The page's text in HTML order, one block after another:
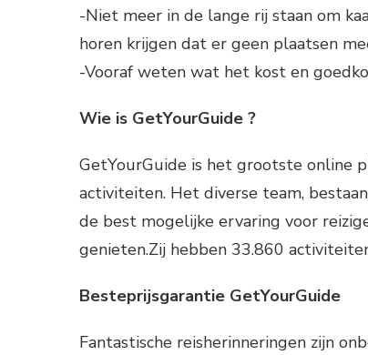
-Niet meer in de lange rij staan om
horen krijgen dat er geen plaatsen
-Vooraf weten wat het kost en
Wie is GetYourGuide ?
GetYourGuide is het grootste online
activiteiten. Het diverse team,
de best mogelijke ervaring voor
genieten.Zij hebben 33.860
Besteprijsgarantie GetYourGuide
Fantastische reisherinneringen zijn